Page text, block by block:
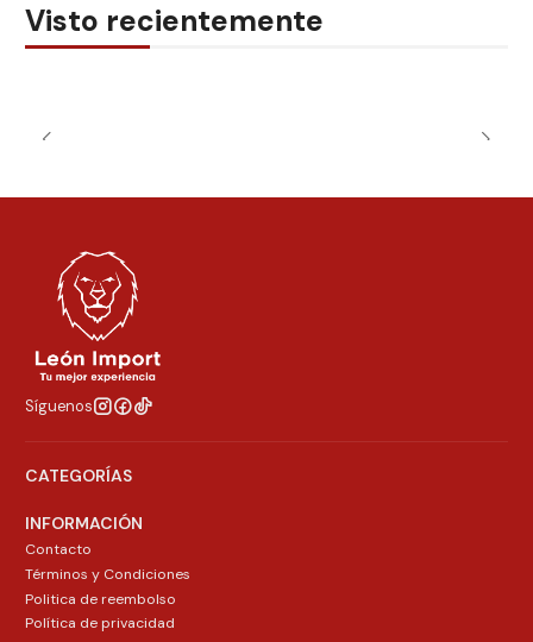
Visto recientemente
Síguenos
CATEGORÍAS
INFORMACIÓN
Contacto
Términos y Condiciones
Politica de reembolso
Política de privacidad